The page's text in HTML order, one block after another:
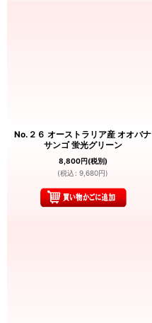
No.２６ オーストラリア産 オオバナ
サンゴ 蛍光グリーン
8,800円(税別)
(税込 : 9,680円)